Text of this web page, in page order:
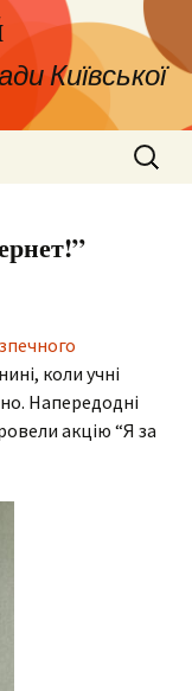
Київської
Пошук:
коли учні
Напередодні
акцію “Я за